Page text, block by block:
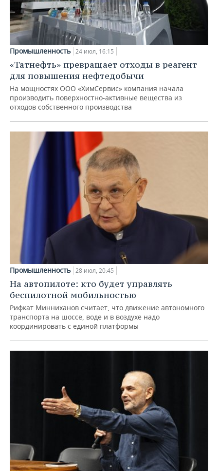
Промышленность 24 июл, 16:15
«Татнефть» превращает отходы в реагент
для повышения нефтедобычи
На мощностях ООО «ХимСервис» компания начала
производить поверхностно-активные вещества из
отходов собственного производства
Промышленность 28 июл, 20:45
На автопилоте: кто будет управлять
беспилотной мобильностью
Рифкат Минниханов считает, что движение автономного
транспорта на шоссе, воде и в воздухе надо
координировать с единой платформы